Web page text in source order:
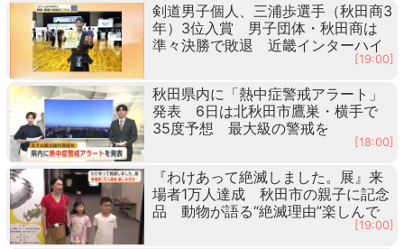
剣道男子個人、三浦歩選手（秋田商3
年）3位入賞 男子団体・秋田商は
準々決勝で敗退 近畿インターハイ
[19:00]
秋田県内に「熱中症警戒アラート」
発表 6日は北秋田市鷹巣・横手で
35度予想 最大級の警戒を
[18:00]
『わけあって絶滅しました。展』来
場者1万人達成 秋田市の親子に記念
品 動物が語る“絶滅理由”楽しんで
[19:00]